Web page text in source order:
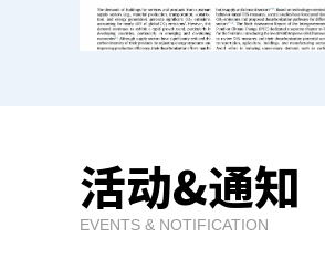
活动&通知
EVENTS & NOTIFICATION